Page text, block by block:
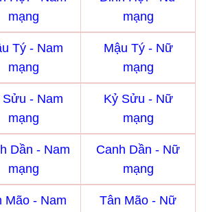
mạng
mạng
Tý - Nam
mạng
Mậu Tý - Nữ
mạng
Sửu - Nam
mạng
Kỷ Sửu - Nữ
mạng
Dần - Nam
mạng
Canh Dần - Nữ
mạng
Mão - Nam
Tân Mão - Nữ